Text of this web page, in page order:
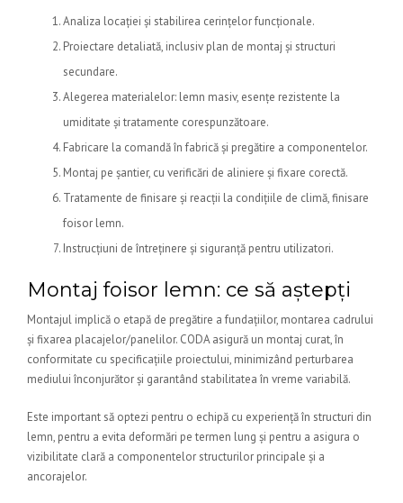
Analiza locației și stabilirea cerințelor funcționale.
Proiectare detaliată, inclusiv plan de montaj și structuri
secundare.
Alegerea materialelor: lemn masiv, esențe rezistente la
umiditate și tratamente corespunzătoare.
Fabricare la comandă în fabrică și pregătire a componentelor.
Montaj pe șantier, cu verificări de aliniere și fixare corectă.
Tratamente de finisare și reacții la condițiile de climă, finisare
foisor lemn.
Instrucțiuni de întreținere și siguranță pentru utilizatori.
Montaj foisor lemn: ce să aștepți
Montajul implică o etapă de pregătire a fundațiilor, montarea cadrului
și fixarea placajelor/panelilor. CODA asigură un montaj curat, în
conformitate cu specificațiile proiectului, minimizând perturbarea
mediului înconjurător și garantând stabilitatea în vreme variabilă.
Este important să optezi pentru o echipă cu experiență în structuri din
lemn, pentru a evita deformări pe termen lung și pentru a asigura o
vizibilitate clară a componentelor structurilor principale și a
ancorajelor.